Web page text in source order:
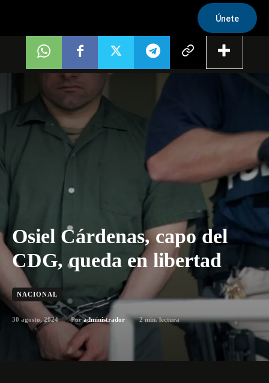
Únete
Osiel Cárdenas, capo del
CDG, queda en libertad
NACIONAL
30 agosto, 2024 Por administrador 2min. lectura